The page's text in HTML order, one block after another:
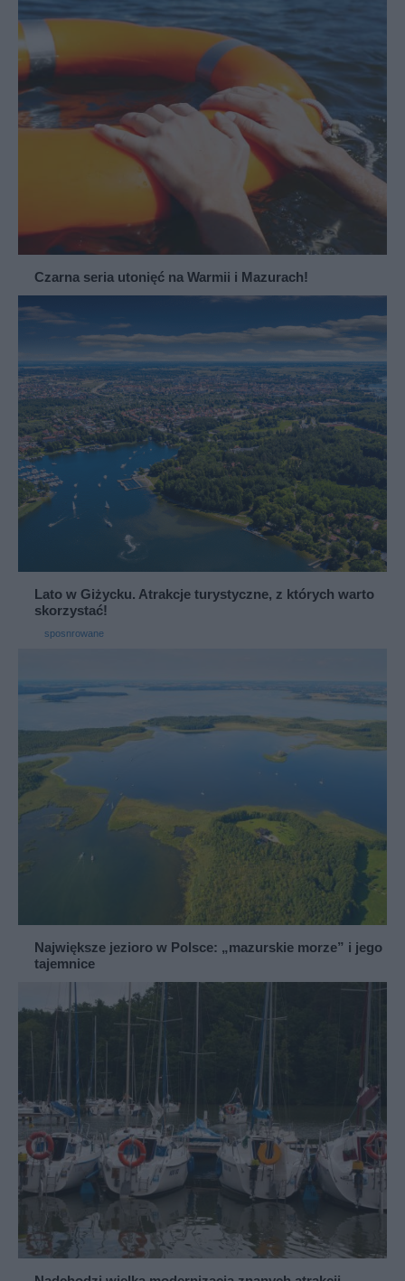
Czarna seria utonięć na Warmii i Mazurach!
Lato w Giżycku. Atrakcje turystyczne, z których warto
skorzystać!
sposnrowane
Największe jezioro w Polsce: „mazurskie morze” i jego
tajemnice